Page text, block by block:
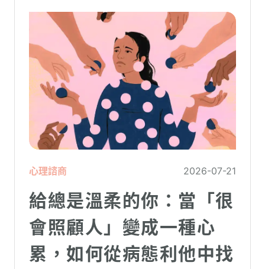
心理諮商 2026-07-21
給總是溫柔的你：當「很
會照顧人」變成一種心
累，如何從病態利他中找